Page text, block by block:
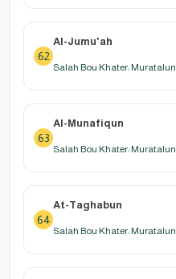
62
Al-Jumu'ah
Salah Bou Khater: Muratalun
63
Al-Munafiqun
Salah Bou Khater: Muratalun
64
At-Taghabun
Salah Bou Khater: Muratalun